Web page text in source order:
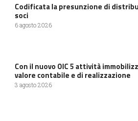
Codificata la presunzione di
soci
6 agosto 2026
Con il nuovo OIC 5 attività
valore contabile e di realizzazione
3 agosto 2026